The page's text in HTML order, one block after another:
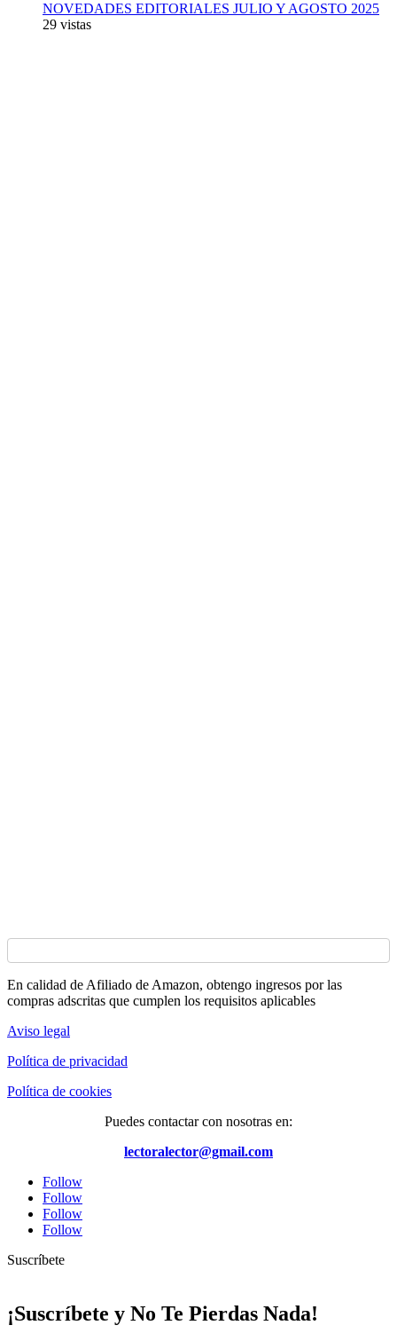
NOVEDADES EDITORIALES JULIO Y AGOSTO 2025
29 vistas
En calidad de Afiliado de Amazon, obtengo ingresos por las
compras adscritas que cumplen los requisitos aplicables
Aviso legal
Política de privacidad
Política de cookies
Puedes contactar con nosotras en:
lectoralector@gmail.com
Follow
Follow
Follow
Follow
Suscríbete
¡Suscríbete y No Te Pierdas Nada!